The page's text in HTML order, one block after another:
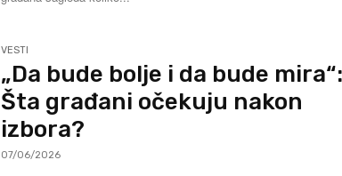
VESTI
„Da bude bolje i da bude mira“:
Šta građani očekuju nakon
izbora?
07/06/2026